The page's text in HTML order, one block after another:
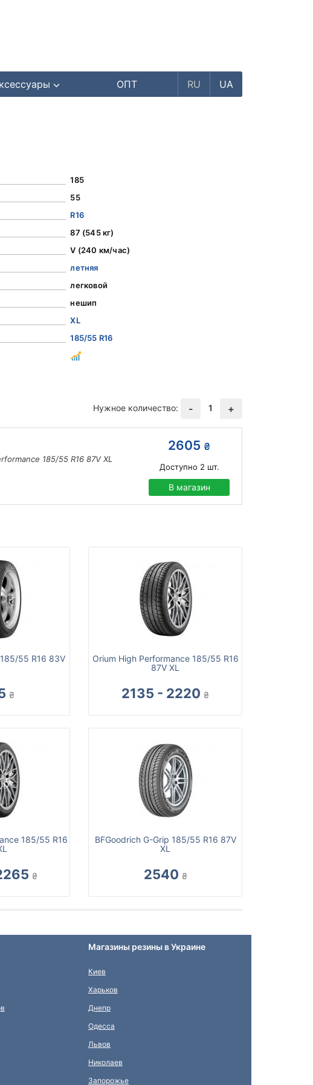
ОПТ RU UA
185
55
R16
87 (545 кг)
V (240 км/час)
летняя
легковой
нешип
XL
185/55 R16
Нужное количество: - 1 +
185/55 R16 87V XL
2605 ₴
Доступно 2 шт.
В магазин
55 R16 83V
₴
Orium High Performance 185/55 R16
87V XL
2135 - 2220 ₴
185/55 R16
₴
BFGoodrich G-Grip 185/55 R16 87V
XL
2540 ₴
Магазины резины в Украине
Киев
Харьков
Днепр
Одесса
Львов
Николаев
Запорожье